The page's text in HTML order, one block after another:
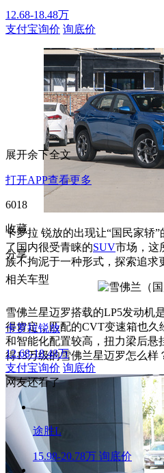
12.68-18.48万
支付宝询价 询底价
卡罗拉 锐放的出现让“国民家轿
了国内很受青睐的SUV市场，这
族不拘泥于一种形式，探索追求
雪佛兰星迈罗搭载的LP5发动机
得肯定，匹配的CVT变速箱也久
和智能化配置较高，扭力梁后悬
得13万级的雪佛兰星迈罗怎么样
展开余下全文
打开APP查看更多
6018
收藏
分享
相关车型
卡罗拉锐放
12.68-18.48万
支付宝询价 询底价
网友还看了
途胜L
15.98-20.78万 询底价